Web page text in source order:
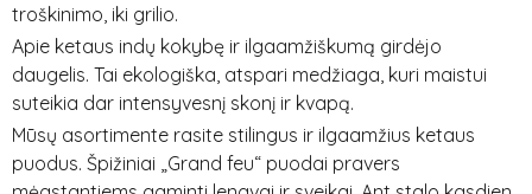
troškinimo, iki grilio.
Apie ketaus indų kokybę ir ilgaamžiškumą girdėjo
daugelis. Tai ekologiška, atspari medžiaga, kuri maistui
suteikia dar intensyvesnį skonį ir kvapą.
Mūsų asortimente rasite stilingus ir ilgaamžius ketaus
puodus. Špižiniai „Grand feu“ puodai pravers